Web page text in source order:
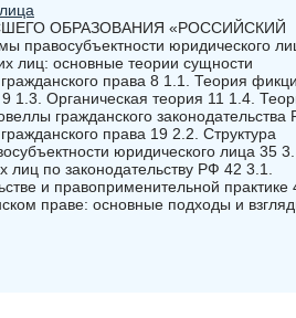
ОБРАЗОВАНИЯ «РОССИЙСКИЙ
юридического
лиц: основные теории сущности
права 8 1.1. Теория
1.3. Органическая теория 11 1.4.
гражданского законодательства
права 19 2.2. Структура
юридического лица 35 3.
по законодательству РФ 42 3.1.
и правоприменительной практике
праве: основные подходы и